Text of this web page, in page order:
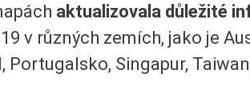
aktualizovala důležité
v různých zemích, jako je
Singapur,